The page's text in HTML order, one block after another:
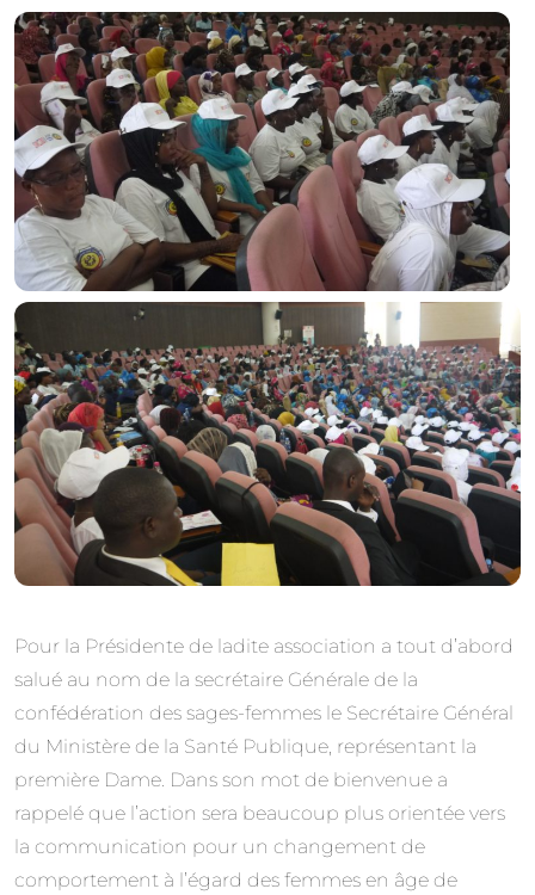
Pour la Présidente de ladite association a tout d’abord
salué au nom de la secrétaire Générale de la
confédération des sages-femmes le Secrétaire Général
du Ministère de la Santé Publique, représentant la
première Dame. Dans son mot de bienvenue a
rappelé que l’action sera beaucoup plus orientée vers
la communication pour un changement de
comportement à l’égard des femmes en âge de